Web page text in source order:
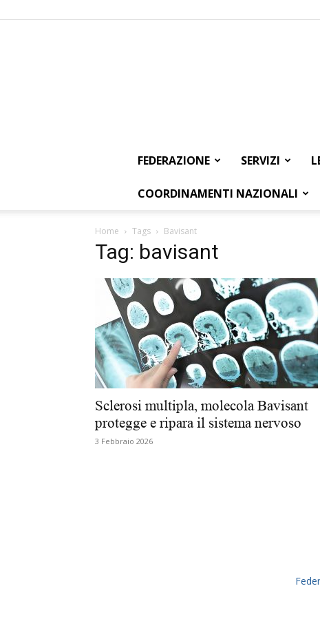
FEDERAZIONE SERVIZI
COORDINAMENTI NAZIONALI
Home Tags Bavisant
Tag: bavisant
Sclerosi multipla, molecola Bavisant
protegge e ripara il sistema nervoso
3 Febbraio 2026